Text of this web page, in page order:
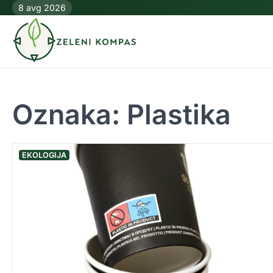
Skip
content
8 avg 2026
Oznaka: Plastika
EKOLOGIJA